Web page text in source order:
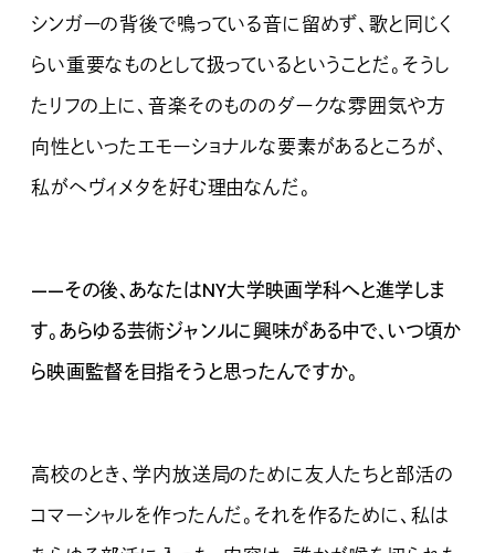
シンガーの背後で鳴っている音に留めず、歌と同じく
らい重要なものとして扱っているということだ。そうし
たリフの上に、音楽そのもののダークな雰囲気や方
向性といったエモーショナルな要素があるところが、
私がヘヴィメタを好む理由なんだ。
——その後、あなたはNY大学映画学科へと進学しま
す。あらゆる芸術ジャンルに興味がある中で、いつ頃か
ら映画監督を目指そうと思ったんですか。
高校のとき、学内放送局のために友人たちと部活の
コマーシャルを作ったんだ。それを作るために、私は